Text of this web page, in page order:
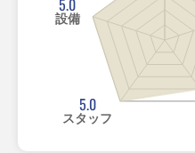
5.0
スタッフ
5.0
設備